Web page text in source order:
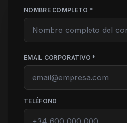
NOMBRE COMPLETO *
EMAIL CORPORATIVO *
TELÉFONO